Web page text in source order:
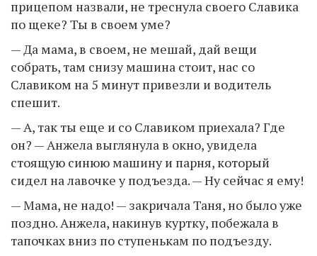
прицепом назвали, не треснула своего Славика
по щеке? Ты в своем уме?
— Да мама, в своем, не мешай, дай вещи
собрать, там снизу машина стоит, нас со
Славиком на 5 минут привезли и водитель
спешит.
— А, так ты еще и со Славиком приехала? Где
он? — Анжела выглянула в окно, увидела
стоящую синюю машину и парня, который
сидел на лавочке у подъезда. — Ну сейчас я ему!
— Мама, не надо! — закричала Таня, но было уже
поздно. Анжела, накинув куртку, побежала в
тапочках вниз по ступенькам по подъезду.